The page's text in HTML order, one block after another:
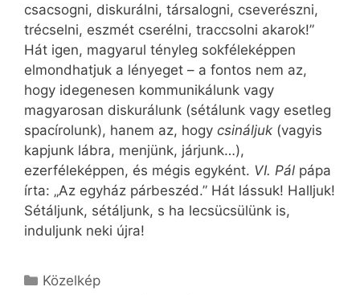
csacsogni, diskurálni, társalogni, cseverészni,
trécselni, eszmét cserélni, traccsolni akarok!”
Hát igen, magyarul tényleg sokféleképpen
elmondhatjuk a lényeget – a fontos nem az,
hogy idegenesen kommunikálunk vagy
magyarosan diskurálunk (sétálunk vagy esetleg
spacírolunk), hanem az, hogy csináljuk (vagyis
kapjunk lábra, menjünk, járjunk…),
ezerféleképpen, és mégis egyként. VI. Pál pápa
írta: „Az egyház párbeszéd.” Hát lássuk! Halljuk!
Sétáljunk, sétáljunk, s ha lecsücsülünk is,
induljunk neki újra!
Kategória
Közelkép